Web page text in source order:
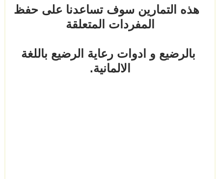
هذه التمارين سوف تساعدنا على حفظ
المفردات المتعلقة
بالرضيع و ادوات رعاية الرضيع باللغة
الالمانية.